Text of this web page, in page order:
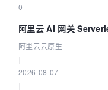
0
阿里云 AI 网关
拓扑可视化构建 AI 流量
阿里云云原生
2026-08-07